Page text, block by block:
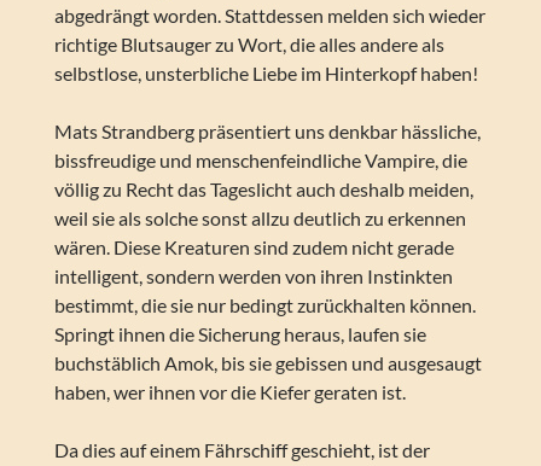
abgedrängt worden. Stattdessen melden sich wieder
richtige Blutsauger zu Wort, die alles andere als
selbstlose, unsterbliche Liebe im Hinterkopf haben!
Mats Strandberg präsentiert uns denkbar hässliche,
bissfreudige und menschenfeindliche Vampire, die
völlig zu Recht das Tageslicht auch deshalb meiden,
weil sie als solche sonst allzu deutlich zu erkennen
wären. Diese Kreaturen sind zudem nicht gerade
intelligent, sondern werden von ihren Instinkten
bestimmt, die sie nur bedingt zurückhalten können.
Springt ihnen die Sicherung heraus, laufen sie
buchstäblich Amok, bis sie gebissen und ausgesaugt
haben, wer ihnen vor die Kiefer geraten ist.
Da dies auf einem Fährschiff geschieht, ist der